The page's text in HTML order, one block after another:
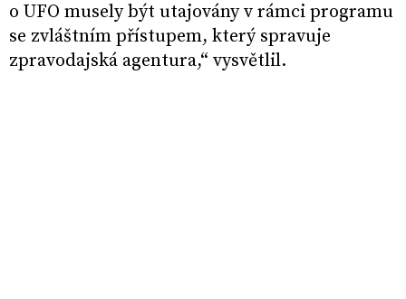
o UFO musely být utajovány v rámci programu
se zvláštním přístupem, který spravuje
zpravodajská agentura,“ vysvětlil.